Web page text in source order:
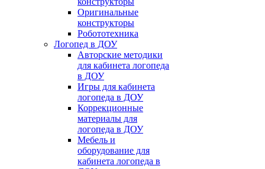
Оригинальные
конструкторы
Робототехника
Логопед в ДОУ
Авторские методики
для кабинета логопеда
в ДОУ
Игры для кабинета
логопеда в ДОУ
Коррекционные
материалы для
логопеда в ДОУ
Мебель и
оборудование для
кабинета логопеда в